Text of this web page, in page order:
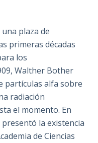
plaza de
primeras décadas
los
Walther Bother
partículas alfa sobre
radiación
el momento. En
la existencia
de Ciencias